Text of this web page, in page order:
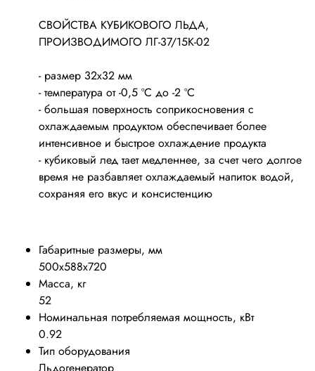
СВОЙСТВА КУБИКОВОГО ЛЬДА,
ПРОИЗВОДИМОГО ЛГ-37/15К-02
- размер 32х32 мм
- температура от -0,5 ºС до -2 ºС
- большая поверхность соприкосновения с
охлаждаемым продуктом обеспечивает более
интенсивное и быстрое охлаждение продукта
- кубиковый лед тает медленнее, за счет чего долгое
время не разбавляет охлаждаемый напиток водой,
сохраняя его вкус и консистенцию
Габаритные размеры, мм
500х588х720
Масса, кг
52
Номинальная потребляемая мощность, кВт
0.92
Тип оборудования
Льдогенератор